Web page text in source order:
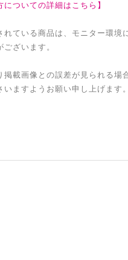
についての詳細はこちら】
ている商品は、モニター環境
ざいます。
載画像との誤差が見られる場
ますようお願い申し上げます。